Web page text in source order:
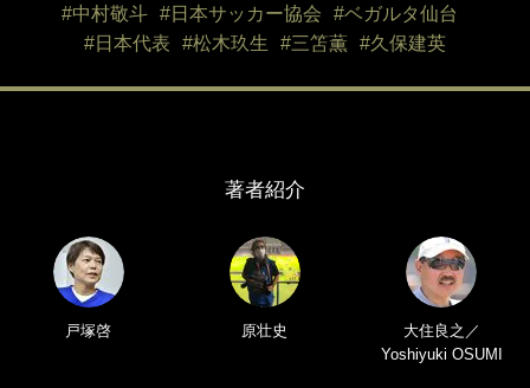
#中村敬斗
#日本サッカー協会
#ベガルタ仙台
#日本代表
#松木玖生 #三笘薫 #久保建英
著者紹介
戸塚啓 原壮史
大住良之／
Yoshiyuki OSUMI